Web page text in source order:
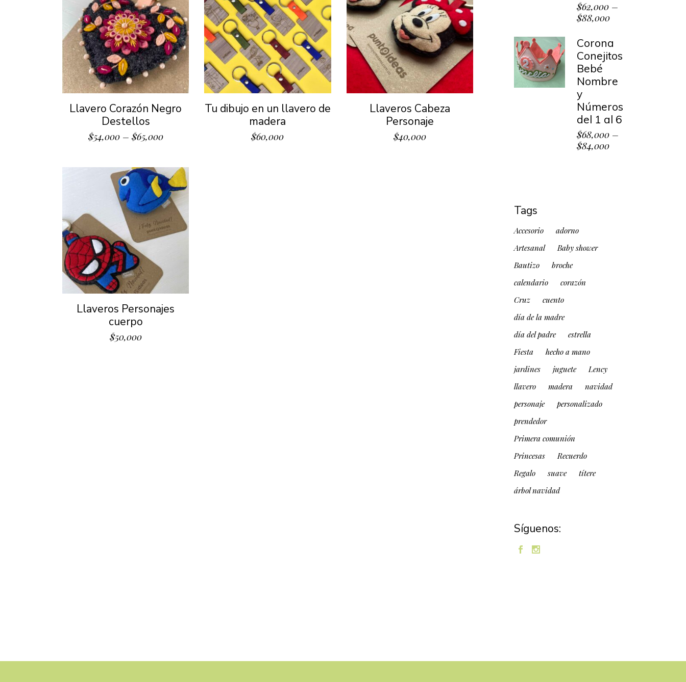
Llavero Corazón Negro
Destellos
$54,000– $65,000
Tu dibujo en un llavero de
madera
$60,000
Llaveros Cabeza
Personaje
$40,000
Llaveros Personajes
cuerpo
$50,000
$62,000 –
$88,000
Corona
Conejitos
Bebé
Nombre
y
Números
del 1 al 6
$68,000 –
$84,000
Tags
Accesorio
adorno
Artesanal
Baby shower
Bautizo
broche
calendario
corazón
Cruz
cuento
día de la madre
día del padre
estrella
Fiesta
hecho a mano
jardines
juguete
Lency
llavero
madera
navidad
personaje
personalizado
prendedor
Primera comunión
Princesas
Recuerdo
Regalo
suave
títere
árbol navidad
Síguenos: